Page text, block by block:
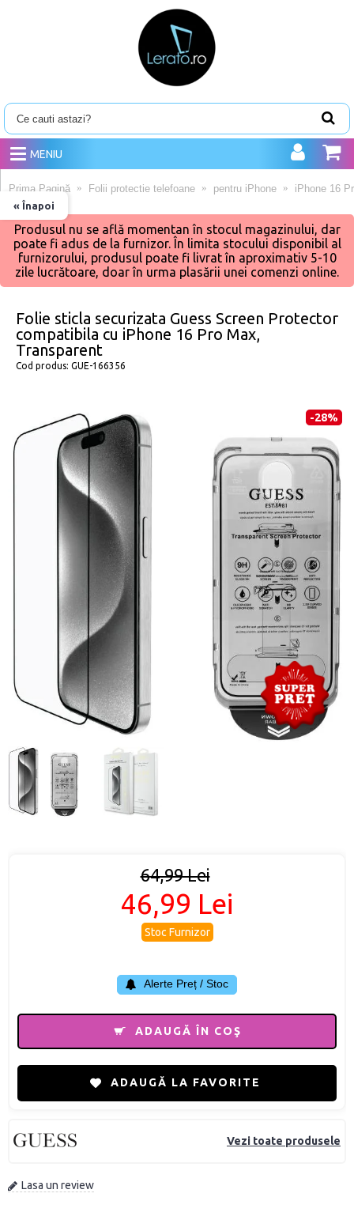
MENIU
« Înapoi
Prima Pagină Folii protectie telefoane pentru iPhone iPhone 16
Produsul nu se află momentan în stocul magazinului, dar
poate fi adus de la furnizor. În limita stocului disponibil al
furnizorului, produsul poate fi livrat în aproximativ 5-10
zile lucrătoare, doar în urma plasării unei comenzi online.
Folie sticla securizata Guess Screen Protector
compatibila cu iPhone 16 Pro Max,
Transparent
Cod produs: GUE-166356
-28%
Vezi toate produsele
Lasa un review
64,99 Lei
46,99 Lei
Stoc Furnizor
Alerte Preț / Stoc
ADAUGĂ ÎN COŞ
ADAUGĂ LA FAVORITE